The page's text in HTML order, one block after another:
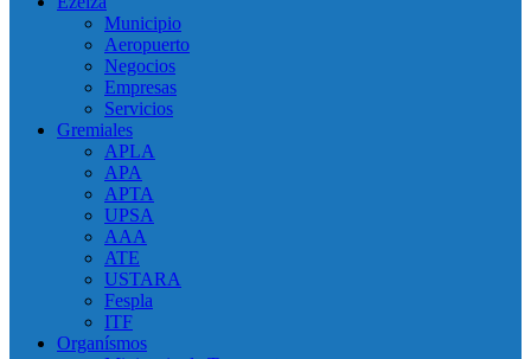
Municipio
Aeropuerto
Negocios
Empresas
Servicios
Gremiales
APLA
APA
APTA
UPSA
AAA
ATE
USTARA
Fespla
ITF
Organísmos